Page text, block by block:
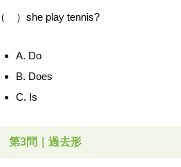
（ ）she play tennis?
A. Do
B. Does
C. Is
第3問｜過去形